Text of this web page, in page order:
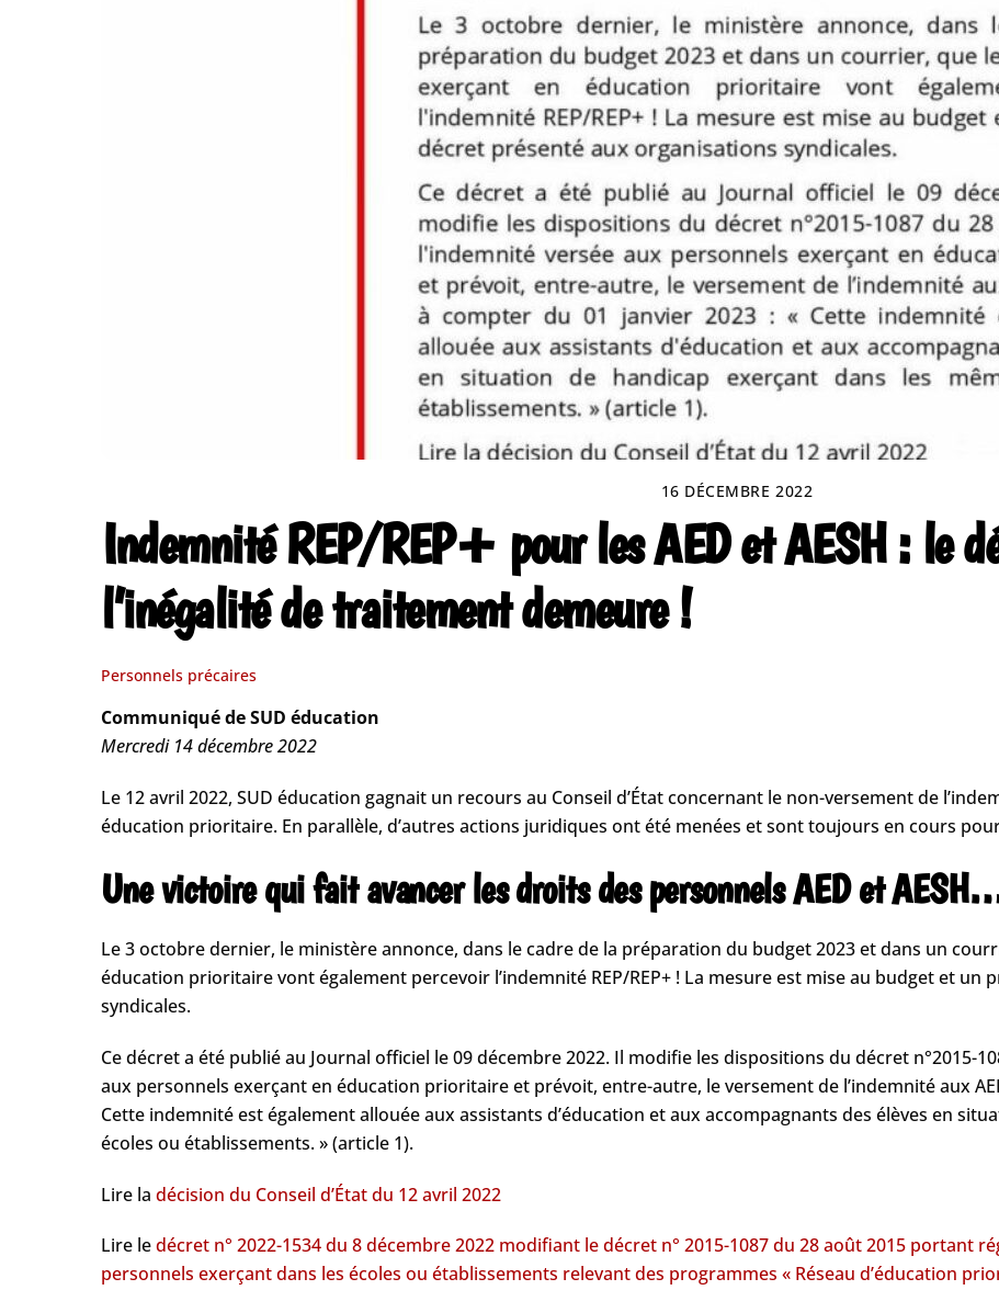
16 DÉCEMBRE 2022
Indemnité REP/REP+ pour les AED et AESH : le
l’inégalité de traitement demeure !
Personnels précaires
Communiqué de SUD éducation
Mercredi 14 décembre 2022
Le 12 avril 2022, SUD éducation gagnait un recours au Conseil d’État concernant le non-versement de
éducation prioritaire. En parallèle, d’autres actions juridiques ont été menées et sont toujours en cours pour
Une victoire qui fait avancer les droits des personnels AED et
Le 3 octobre dernier, le ministère annonce, dans le cadre de la préparation du budget 2023 et dans un
éducation prioritaire vont également percevoir l’indemnité REP/REP+ ! La mesure est mise au budget et
syndicales.
Ce décret a été publié au Journal officiel le 09 décembre 2022. Il modifie les dispositions du décret n°2015-
aux personnels exerçant en éducation prioritaire et prévoit, entre-autre, le versement de l’indemnité aux
Cette indemnité est également allouée aux assistants d’éducation et aux accompagnants des élèves en
écoles ou établissements. » (article 1).
Lire la décision du Conseil d’État du 12 avril 2022
Lire ledécret n° 2022-1534 du 8 décembre 2022 modifiant le décret n° 2015-1087 du 28 août 2015 portant
personnels exerçant dans les écoles ou établissements relevant des programmes « Réseau d’éducation